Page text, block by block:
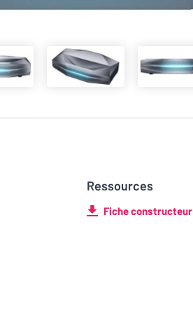
Ressources
Fiche constructeur